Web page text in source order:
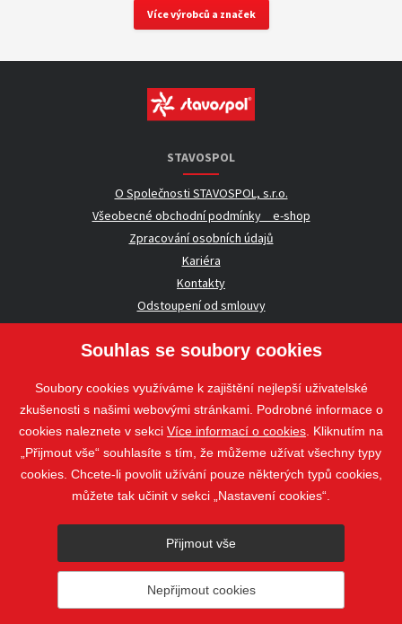
Více výrobců a značek
STAVOSPOL
O Společnosti STAVOSPOL, s.r.o.
Všeobecné obchodní podmínky _ e-shop
Zpracování osobních údajů
Kariéra
Kontakty
Odstoupení od smlouvy
UŽITEČNÉ INFORMACE
Nezávazná poptávka
Whistleblowing
Sledujte nás
© 2018 - 2026 STAVOSPOL s. r. o.
nahoru
Souhlas se soubory cookies
Soubory cookies využíváme k zajištění nejlepší uživatelské
zkušenosti s našimi webovými stránkami. Podrobné informace o
cookies naleznete v sekci Více informací o cookies . Kliknutím na
„Přijmout vše“ souhlasíte s tím, že můžeme užívat všechny typy
cookies. Chcete-li povolit užívání pouze některých typů cookies,
můžete tak učinit v sekci „Nastavení cookies“.
Přijmout vše
Nepřijmout cookies